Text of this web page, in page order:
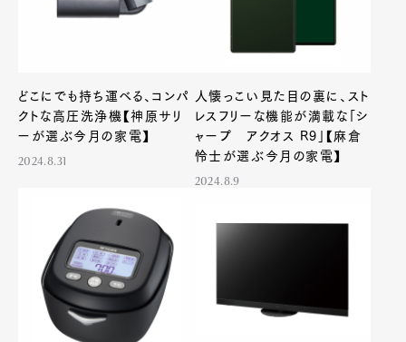
どこにでも持ち運べる、コンパ
クトな高圧洗浄機【神原サリ
ーが選ぶ今月の家電】
2024.8.31
人懐っこい見た目の裏に、スト
レスフリーな機能が満載な「シ
ャープ アクオス R9」【麻倉
怜士が選ぶ今月の家電】
2024.8.9